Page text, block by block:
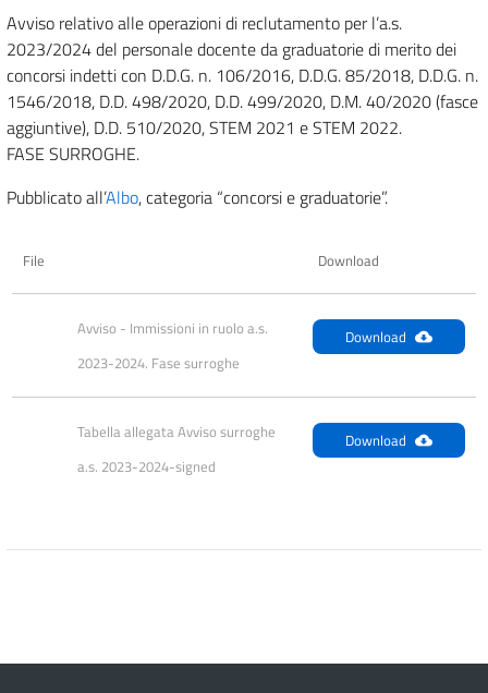
Avviso relativo alle operazioni di reclutamento per l’a.s.
2023/2024 del personale docente da graduatorie di merito dei
concorsi indetti con D.D.G. n. 106/2016, D.D.G. 85/2018, D.D.G. n.
1546/2018, D.D. 498/2020, D.D. 499/2020, D.M. 40/2020 (fasce
aggiuntive), D.D. 510/2020, STEM 2021 e STEM 2022.
FASE SURROGHE.
Pubblicato all’Albo, categoria “concorsi e graduatorie”.
File Download
Avviso - Immissioni in ruolo a.s.
2023-2024. Fase surroghe
Download
Tabella allegata Avviso surroghe
a.s. 2023-2024-signed
Download